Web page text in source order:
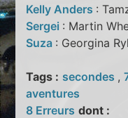
Kelly Anders :
Sergei : Martin
Suza : Georgina
Tags : secondes ,
aventures
8 Erreurs dont :